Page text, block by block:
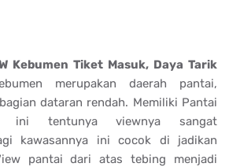
Kebumen Tiket Masuk, Daya Tarik
merupakan daerah pantai,
dataran rendah. Memiliki Pantai
ini tentunya viewnya sangat
kawasannya ini cocok di jadikan
pantai dari atas tebing menjadi